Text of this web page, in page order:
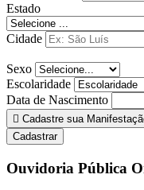
Estado
Cidade
Sexo
Escolaridade
Data de Nascimento
Cadastre sua
Cadastrar
Ouvidoria Pública